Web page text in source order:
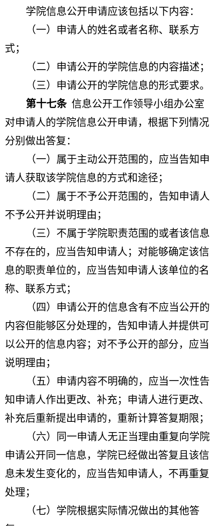
学院信息公开申请应该包括以下内容：
（一）申请人的姓名或者名称、联系方
式；
（二）申请公开的学院信息的内容描述；
（三）申请公开的学院信息的形式要求。
第十七条 信息公开工作领导小组办公室
对申请人的学院信息公开申请，根据下列情况
分别做出答复：
（一）属于主动公开范围的，应当告知申
请人获取该学院信息的方式和途径；
（二）属于不予公开范围的，告知申请人
不予公开并说明理由；
（三）不属于学院职责范围的或者该信息
不存在的，应当告知申请人；对能够确定该信
息的职责单位的，应当告知申请人该单位的名
称、联系方式；
（四）申请公开的信息含有不应当公开的
内容但能够区分处理的，告知申请人并提供可
以公开的信息内容；对不予公开的部分，应当
说明理由；
（五）申请内容不明确的，应当一次性告
知申请人作出更改、补充；申请人进行更改、
补充后重新提出申请的，重新计算答复期限；
（六）同一申请人无正当理由重复向学院
申请公开同一信息，学院已经做出答复且该信
息未发生变化的，应当告知申请人，不再重复
处理；
（七）学院根据实际情况做出的其他答